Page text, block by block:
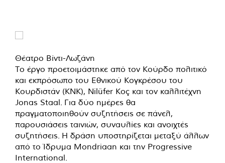
Θέατρο Βίντι-Λωζάνη
Το έργο προετοιμάστηκε από τον Κούρδο πολιτικό
και εκπρόσωπο του Εθνικού Κογκρέσου του
Κουρδιστάν (KNK), Nilüfer Koç και τον καλλιτέχνη
Jonas Staal. Για δύο ημέρες θα
πραγματοποιηθούν συζητήσεις σε πάνελ,
παρουσιάσεις ταινιών, συναυλίες και ανοιχτές
συζητήσεις. Η δράση υποστηρίζεται μεταξύ άλλων
από το Ίδρυμα Mondriaan και την Progressive
International.